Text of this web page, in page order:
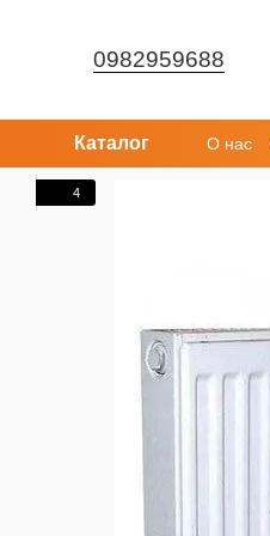
0982959688
Каталог О нас
4